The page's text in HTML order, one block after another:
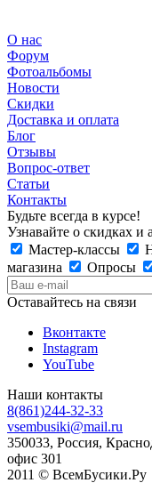
О нас
Форум
Фотоальбомы
Новости
Скидки
Доставка и оплата
Блог
Отзывы
Вопрос-ответ
Статьи
Контакты
Будьте всегда в курсе!
Узнавайте о скидках и
Мастер-классы
магазина
Опросы
Оставайтесь на связи
Вконтакте
Instagram
YouTube
Наши контакты
8(861)244-32-33
vsembusiki@mail.ru
350033, Россия,
офис 301
2011 © ВсемБусики.Ру